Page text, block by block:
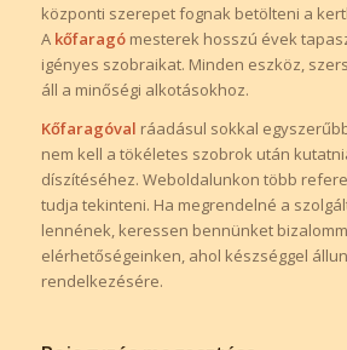
központi szerepet fognak betölteni a
A kőfaragómesterek hosszú évek
igényes szobraikat. Minden eszköz,
áll a minőségi alkotásokhoz.
Kőfaragóval ráadásul sokkal
nem kell a tökéletes szobrok után
díszítéséhez. Weboldalunkon több
tudja tekinteni. Ha megrendelné a
lennének, keressen bennünket
elérhetőségeinken, ahol készséggel
rendelkezésére.